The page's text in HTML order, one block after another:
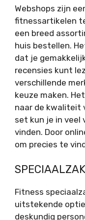
Webshops zijn
fitnessartikelen
een breed
huis bestellen.
dat je
recensies kunt
verschillende
keuze maken.
naar de kwaliteit
set kun je in veel
vinden. Door
om precies te
Fitness
uitstekende
deskundig